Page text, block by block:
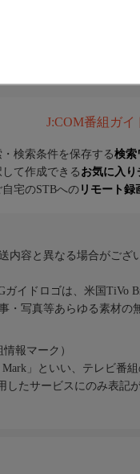
J:COM番組ガイ
検索条件を保存する検索
て作成できる お気に入
宅のSTBへのリモート録
内容と異なる場合がござ
イドロゴは、米国TiVo
・写真等あらゆる素材の
報マーク）
」といい、テレビ番
したサービスにのみ表記